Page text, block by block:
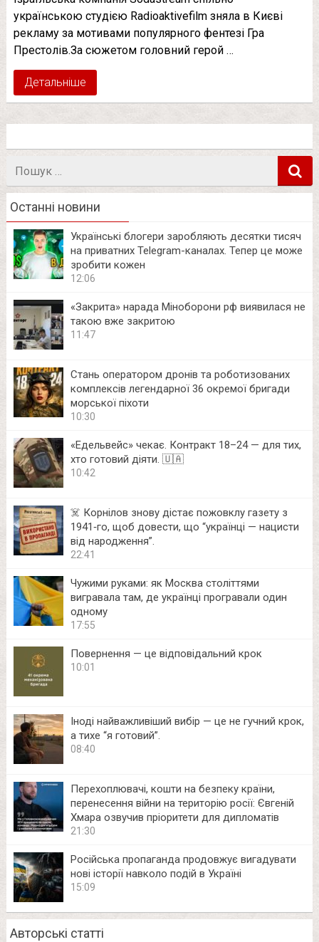
українською студією Radioaktivefilm зняла в Києві
рекламу за мотивами популярного фентезі Гра
Престолів.За сюжетом головний герой …
Детальніше
Останні новини
Українські блогери заробляють десятки тисяч
на приватних Telegram-каналах. Тепер це може
зробити кожен
12:06
«Закрита» нарада Міноборони рф виявилася не
такою вже закритою
11:47
Стань оператором дронів та роботизованих
комплексів легендарної 36 окремої бригади
морської піхоти
10:30
«Едельвейс» чекає. Контракт 18–24 — для тих,
хто готовий діяти. 🇺🇦
10:42
☠️ Корнілов знову дістає пожовклу газету з
1941‑го, щоб довести, що “українці — нацисти
від народження”.
22:41
Чужими руками: як Москва століттями
вигравала там, де українці програвали один
одному
17:55
Повернення — це відповідальний крок
10:01
Іноді найважливіший вибір — це не гучний крок,
а тихе “я готовий”.
08:40
Перехоплювачі, кошти на безпеку країни,
перенесення війни на територію росії: Євгеній
Хмара озвучив пріоритети для дипломатів
21:30
Російська пропаганда продовжує вигадувати
нові історії навколо подій в Україні
15:09
Авторські статті